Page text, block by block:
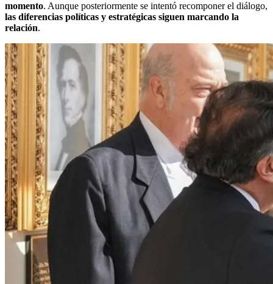
momento. Aunque posteriormente se intentó recomponer el diálogo,
las diferencias políticas y estratégicas siguen marcando la
relación.